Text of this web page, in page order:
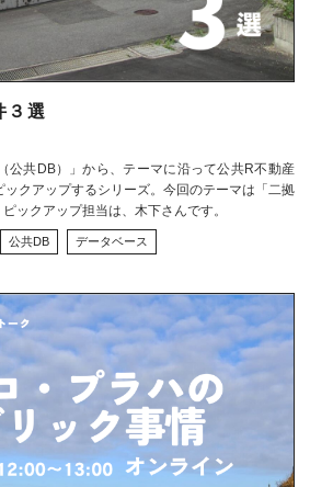
３選
公共DB）」から、テーマに沿って公共R不動産
ックアップするシリーズ。今回のテーマは「二拠
ックアップ担当は、木下さんです。
公共DB データベース